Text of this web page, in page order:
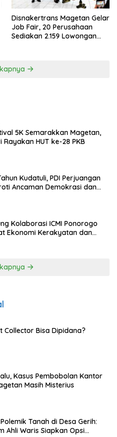
Disnakertrans Magetan Gelar
Job Fair, 20 Perusahaan
Sediakan 2.159 Lowongan
5K Semarakkan Magetan,
Rayakan HUT ke-28 PKB
Kudatuli, PDI Perjuangan
Ancaman Demokrasi dan
Kolaborasi ICMI Ponorogo
Ekonomi Kerakyatan dan
Collector Bisa Dipidana?
Kasus Pembobolan Kantor
Masih Misterius
Tanah di Desa Gerih:
Ahli Waris Siapkan Opsi